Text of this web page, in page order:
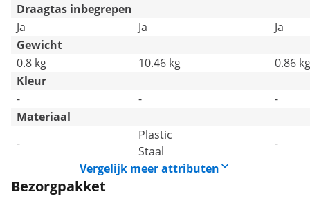
Draagtas inbegrepen
Ja
Ja
Ja
Gewicht
0.8 kg
10.46 kg
0.86 kg
Kleur
-
-
-
Materiaal
-
Plastic
Staal
-
Vergelijk meer attributen
Bezorgpakket